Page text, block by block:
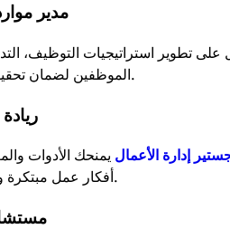
مدير
تطوير استراتيجيات التوظيف،
الموظفين لضمان تحقيق أفضل أداء.
إدارة الأعمال يمنحك الأدوات
أفكار عمل مبتكرة وإدارتها بنجاح.